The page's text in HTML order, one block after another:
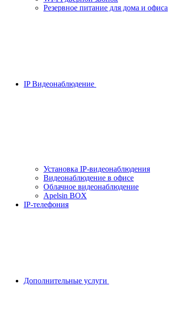
Резервное питание для дома и офиса
IP Видеонаблюдение
Установка IP-видеонаблюдения
Видеонаблюдение в офисе
Облачное видеонаблюдение
Apelsin BOX
IP-телефония
Дополнительные услуги